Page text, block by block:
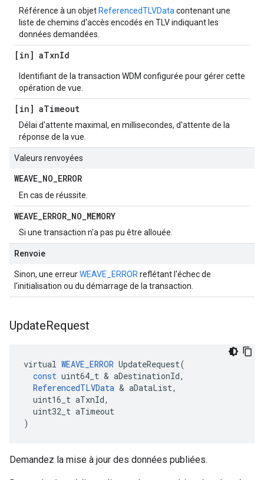
Référence à un objet ReferencedTLVData contenant une
liste de chemins d'accès encodés en TLV indiquant les
données demandées.
[in] aTxnId
Identifiant de la transaction WDM configurée pour gérer cette
opération de vue.
[in] aTimeout
Délai d'attente maximal, en millisecondes, d'attente de la
réponse de la vue.
Valeurs renvoyées
WEAVE_NO_ERROR
En cas de réussite.
WEAVE_ERROR_NO_MEMORY
Si une transaction n'a pas pu être allouée.
Renvoie
Sinon, une erreurWEAVE_ERROR reflétant l'échec de
l'initialisation ou du démarrage de la transaction.
UpdateRequest
virtual WEAVE_ERROR UpdateRequest(
const uint64_t & aDestinationId,
ReferencedTLVData & aDataList,
uint16_t aTxnId,
uint32_t aTimeout
)
Demandez la mise à jour des données publiées.